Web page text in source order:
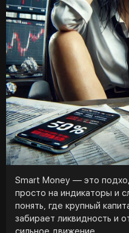
Если сценарий
отскок, а полноценную
мнению, это может быть
сезонов за всю историю.
ближайший месяц
лонгам.
Smart Money — это
просто на индикаторы и
понять, где крупный
забирает ликвидность и